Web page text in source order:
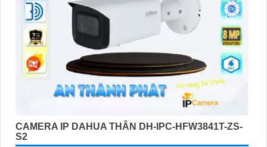
CAMERA IP DAHUA THÂN DH-IPC-HFW3841T-ZS-
S2